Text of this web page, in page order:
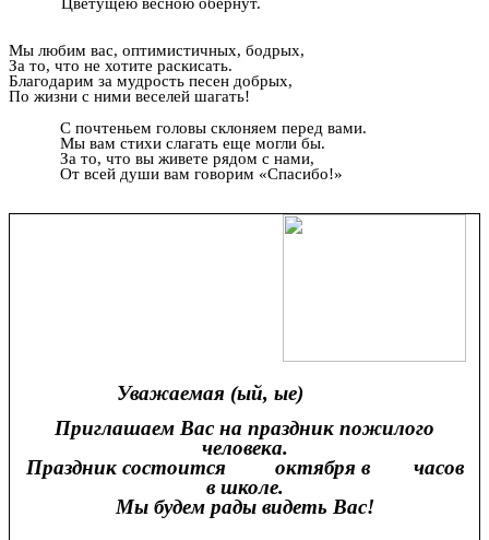
Цветущею весною обернут.
Мы любим вас, оптимистичных, бодрых,
За то, что не хотите раскисать.
Благодарим за мудрость песен добрых,
По жизни с ними веселей шагать!
С почтеньем головы склоняем перед вами.
Мы вам стихи слагать еще могли бы.
За то, что вы живете рядом с нами,
От всей души вам говорим «Спасибо!»
Уважаемая (ый, ые)
Приглашаем Вас на праздник пожилого
человека.
Праздник состоится октября в часов
в школе.
Мы будем рады видеть Вас!